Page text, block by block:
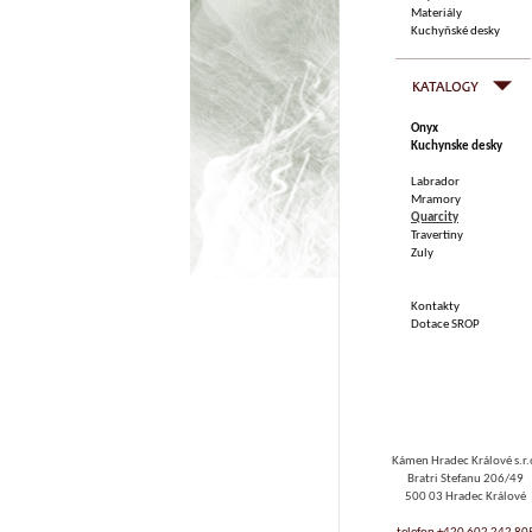
Materiály
Kuchyňské desky
Onyx
Kuchynske desky
Labrador
Mramory
Quarcity
Travertiny
Zuly
Kontakty
Dotace SROP
Kámen Hradec Králové
Bratri Stefanu 206/49
500 03 Hradec Králové